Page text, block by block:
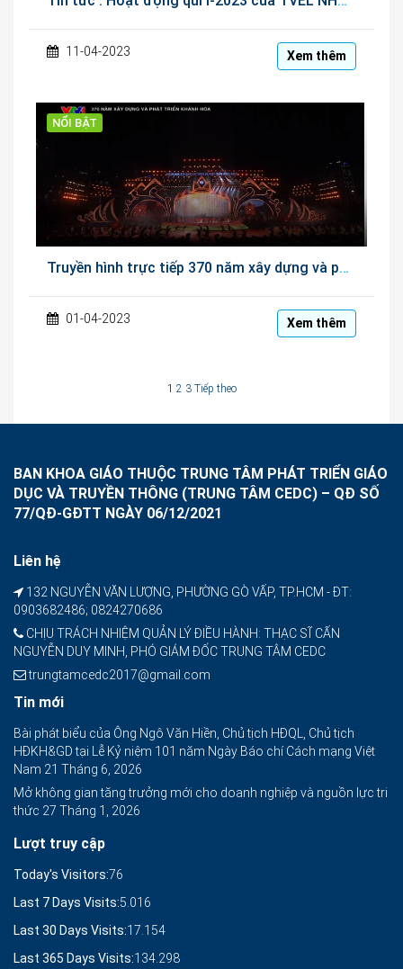
11-04-2023 Xem thêm
NỔI BẬT
Truyền hình trực tiếp 370 năm xây dựng và phát triển Tỉnh Khánh Hòa
01-04-2023 Xem thêm
1 2 3 Tiếp theo
BAN KHOA GIÁO THUỘC TRUNG TÂM PHÁT TRIỂN GIÁO
DỤC VÀ TRUYỀN THÔNG (TRUNG TÂM CEDC) – QĐ SỐ
77/QĐ-GĐTT NGÀY 06/12/2021
Liên hệ
132 NGUYỄN VĂN LƯỢNG, PHƯỜNG GÒ VẤP, TP.HCM - ĐT:
0903682486; 0824270686
CHỊU TRÁCH NHIỆM QUẢN LÝ ĐIỀU HÀNH: THẠC SĨ CẤN
NGUYỄN DUY MINH, PHÓ GIÁM ĐỐC TRUNG TÂM CEDC
trungtamcedc2017@gmail.com
Tin mới
Bài phát biểu của Ông Ngô Văn Hiền, Chủ tịch HĐQL, Chủ tịch
HĐKH&GD tại Lễ Kỷ niệm 101 năm Ngày Báo chí Cách mạng Việt
Nam 21 Tháng 6, 2026
Mở không gian tăng trưởng mới cho doanh nghiệp và nguồn lực tri
thức 27 Tháng 1, 2026
Lượt truy cập
Today's Visitors:76
Last 7 Days Visits:5.016
Last 30 Days Visits:17.154
Last 365 Days Visits:134.298